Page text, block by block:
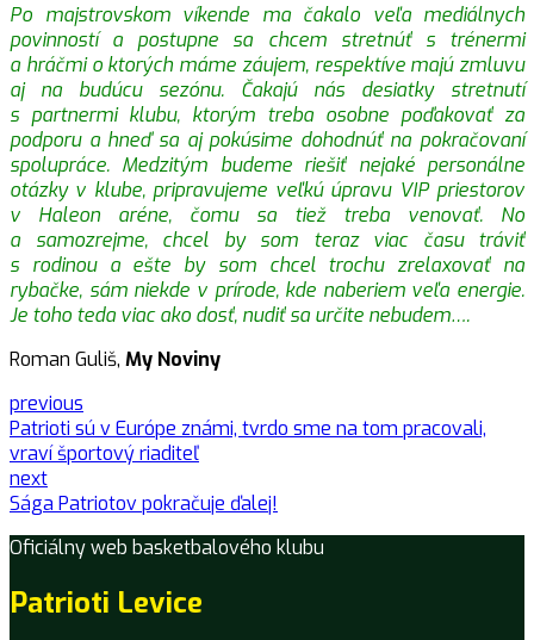
Po majstrovskom víkende ma čakalo veľa mediálnych
povinností a postupne sa chcem stretnúť s trénermi
a hráčmi o ktorých máme záujem, respektíve majú zmluvu
aj na budúcu sezónu. Čakajú nás desiatky stretnutí
s partnermi klubu, ktorým treba osobne poďakovať za
podporu a hneď sa aj pokúsime dohodnúť na pokračovaní
spolupráce. Medzitým budeme riešiť nejaké personálne
otázky v klube, pripravujeme veľkú úpravu VIP priestorov
v Haleon aréne, čomu sa tiež treba venovať. No
a samozrejme, chcel by som teraz viac času tráviť
s rodinou a ešte by som chcel trochu zrelaxovať na
rybačke, sám niekde v prírode, kde naberiem veľa energie.
Je toho teda viac ako dosť, nudiť sa určite nebudem….
Roman Guliš, My Noviny
previous
Patrioti sú v Európe známi, tvrdo sme na tom pracovali,
vraví športový riaditeľ
next
Sága Patriotov pokračuje ďalej!
Oficiálny web basketbalového klubu
Patrioti Levice